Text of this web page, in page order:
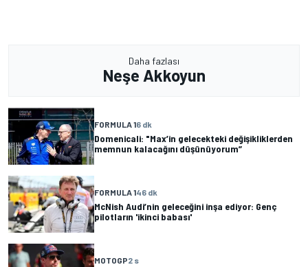
Daha fazlası
Neşe Akkoyun
FORMULA 16 dk
Domenicali: "Max’in gelecekteki değişikliklerden
memnun kalacağını düşünüyorum”
FORMULA 146 dk
McNish Audi’nin geleceğini inşa ediyor: Genç
pilotların 'ikinci babası'
MOTOGP2 s